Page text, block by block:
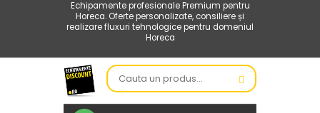
Echipamente profesionale Premium pentru
Horeca. Oferte personalizate, consiliere și
realizare fluxuri tehnologice pentru domeniul
Horeca